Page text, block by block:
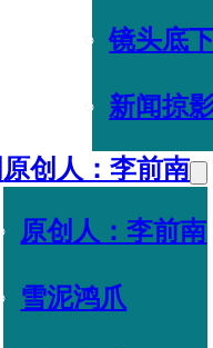
镜头底
新闻掠
原创人：李前南
原创人：李前南
雪泥鸿爪